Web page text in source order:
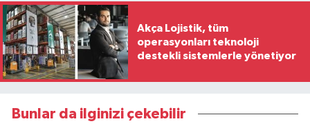
Akça Lojistik, tüm
operasyonları teknoloji
destekli sistemlerle yönetiyor
Bunlar da ilginizi çekebilir